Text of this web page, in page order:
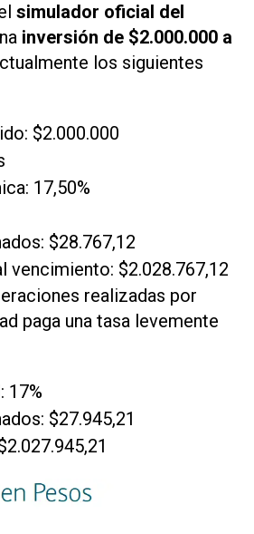
simulador oficial del
inversión de $2.000.000 a
los siguientes
$2.000.000
17,50%
$28.767,12
vencimiento: $2.028.767,12
realizadas por
paga una tasa levemente
17%
$27.945,21